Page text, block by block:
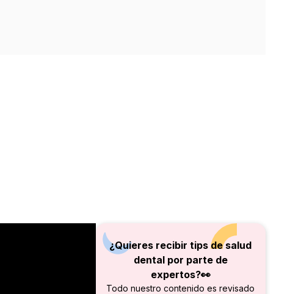
¿Quieres recibir tips de salud
dental por parte de
expertos?👀
Todo nuestro contenido es revisado